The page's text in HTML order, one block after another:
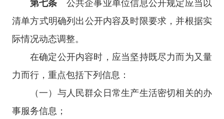
第七条 公共企事业单位信息公开规定应当以
清单方式明确列出公开内容及时限要求，并根据实
际情况动态调整。
在确定公开内容时，应当坚持既尽力而为又量
力而行，重点包括下列信息：
（一）与人民群众日常生产生活密切相关的办
事服务信息；